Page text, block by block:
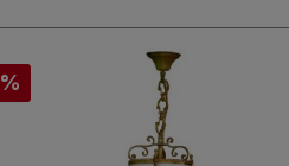
Rabatt
%